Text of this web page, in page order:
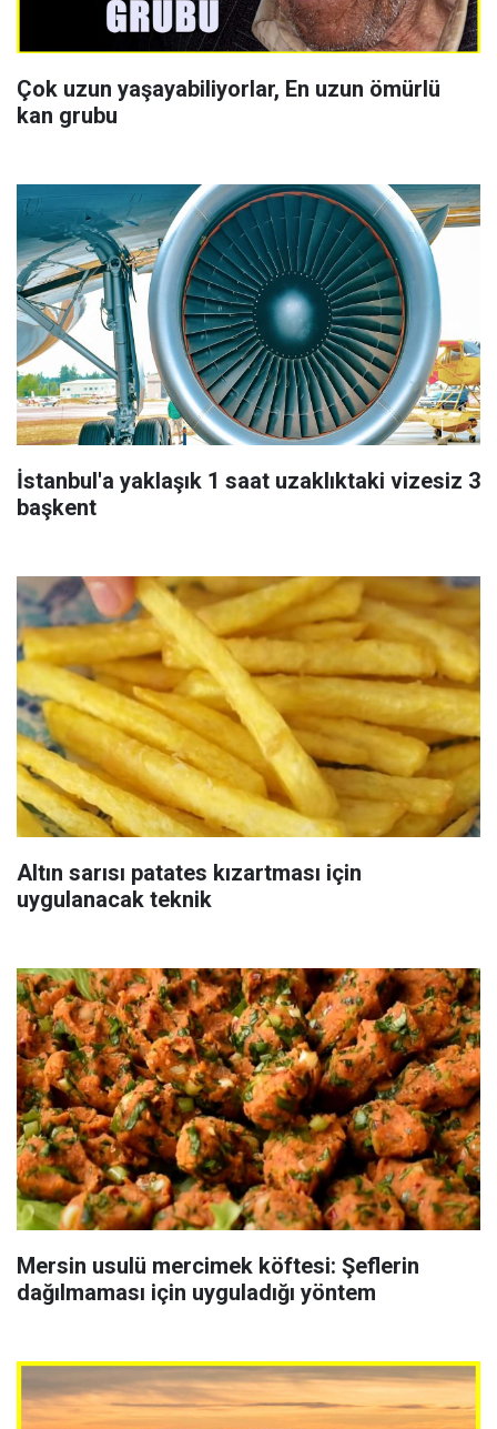
Çok uzun yaşayabiliyorlar, En uzun ömürlü
kan grubu
İstanbul'a yaklaşık 1 saat uzaklıktaki vizesiz 3
başkent
Altın sarısı patates kızartması için
uygulanacak teknik
Mersin usulü mercimek köftesi: Şeflerin
dağılmaması için uyguladığı yöntem